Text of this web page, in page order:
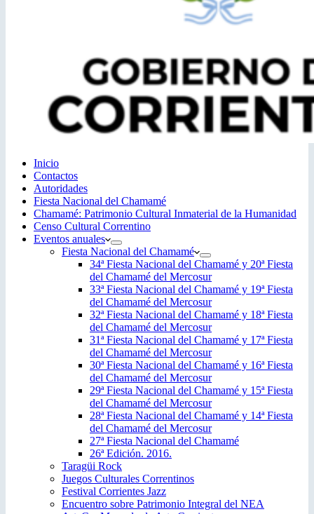
Inicio
Contactos
Autoridades
Fiesta Nacional del Chamamé
Chamamé: Patrimonio Cultural Inmaterial de la Humanidad
Censo Cultural Correntino
Eventos anuales
Fiesta Nacional del Chamamé
34ª Fiesta Nacional del Chamamé y 20ª Fiesta
del Chamamé del Mercosur
33ª Fiesta Nacional del Chamamé y 19ª Fiesta
del Chamamé del Mercosur
32ª Fiesta Nacional del Chamamé y 18ª Fiesta
del Chamamé del Mercosur
31ª Fiesta Nacional del Chamamé y 17ª Fiesta
del Chamamé del Mercosur
30ª Fiesta Nacional del Chamamé y 16ª Fiesta
del Chamamé del Mercosur
29ª Fiesta Nacional del Chamamé y 15ª Fiesta
del Chamamé del Mercosur
28ª Fiesta Nacional del Chamamé y 14ª Fiesta
del Chamamé del Mercosur
27ª Fiesta Nacional del Chamamé
26ª Edición. 2016.
Taragüi Rock
Juegos Culturales Correntinos
Festival Corrientes Jazz
Encuentro sobre Patrimonio Integral del NEA